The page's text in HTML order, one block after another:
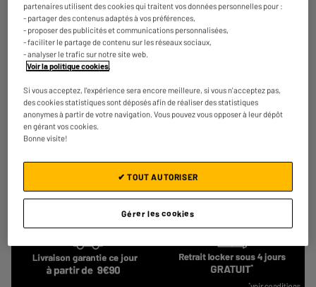
★★★★★
★★★★★
4.3/5(83)
Comparer
Connectiques : USB, AUXin, Line out, USB
Lecteur,SD,2s Entrée Micro
99 €98
partenaires utilisent des cookies qui traitent vos données personnelles pour :
- partager des contenus adaptés à vos préférences,
- proposer des publicités et communications personnalisées,
- faciliter le partage de contenu sur les réseaux sociaux,
- analyser le trafic sur notre site web.
Voir la politique cookies.
Si vous acceptez, l'expérience sera encore meilleure, si vous n'acceptez pas,
des cookies statistiques sont déposés afin de réaliser des statistiques
anonymes à partir de votre navigation. Vous pouvez vous opposer à leur dépôt
en gérant vos cookies.
Bonne visite!
Gérer les cookies
✔ TOUT AUTORISER